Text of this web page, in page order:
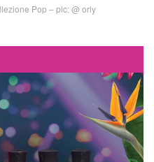
Pop – pic: @ orly